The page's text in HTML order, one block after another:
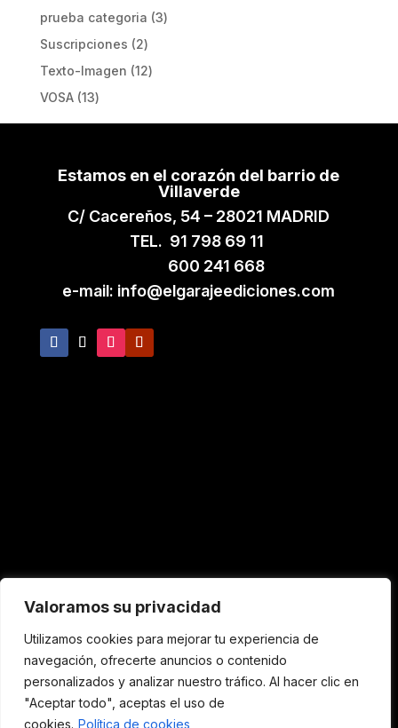
Valoramos su privacidad
Utilizamos cookies para mejorar tu experiencia de
navegación, ofrecerte anuncios o contenido
personalizados y analizar nuestro tráfico. Al hacer clic en
"Aceptar todo", aceptas el uso de
cookies. Política de cookies
productos
prueba categoria 33
Suscripciones 22
productos
Texto-Imagen 1212
VOSA 1313
Estamos en el corazón del barrio de
Villaverde
C/ Cacereños, 54 – 28021 MADRID
TEL. 91 798 69 11
600 241 668
e-mail: info@elgarajeediciones.com
De LUNES a VIERNES
9:00-14:00
Aviso Legal y Condiciones Generales de Uso
Condiciones generales de venta- Política de
Cookies-Política de Privacidad